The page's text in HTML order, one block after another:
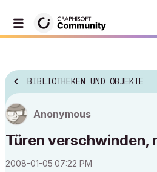
BIBLIOTHEKEN UND OBJEKTE
Anonymous
Türen verschwinden,
‎2008-01-05 07:22 PM